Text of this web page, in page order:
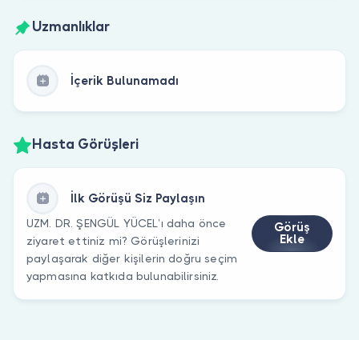
Uzmanlıklar
İçerik Bulunamadı
Hasta Görüşleri
İlk Görüşü Siz Paylaşın
UZM. DR. ŞENGÜL YÜCEL’ı daha önce
ziyaret ettiniz mi? Görüşlerinizi
paylaşarak diğer kişilerin doğru seçim
yapmasına katkıda bulunabilirsiniz.
Görüş
Ekle